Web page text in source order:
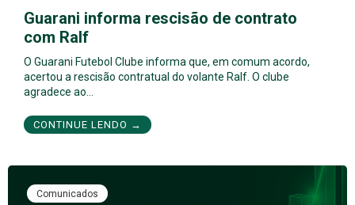
Guarani informa rescisão de contrato
com Ralf
O Guarani Futebol Clube informa que, em comum acordo,
acertou a rescisão contratual do volante Ralf. O clube
agradece ao…
CONTINUE LENDO →
Comunicados